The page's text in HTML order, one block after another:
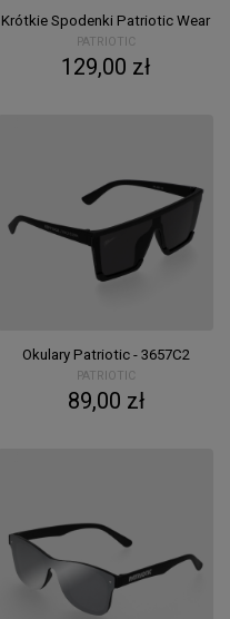
Krótkie Spodenki Patriotic Wear
PATRIOTIC
129,00 zł
Okulary Patriotic - 3657C2
PATRIOTIC
89,00 zł